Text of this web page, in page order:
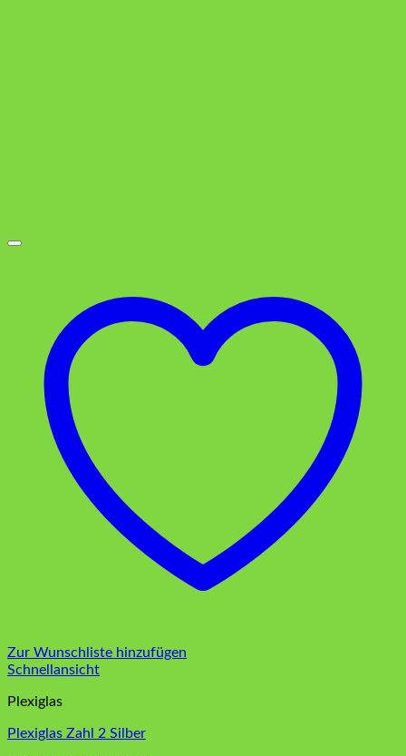
Zur Wunschliste hinzufügen
Schnellansicht
Plexiglas
Plexiglas Zahl 2 Silber